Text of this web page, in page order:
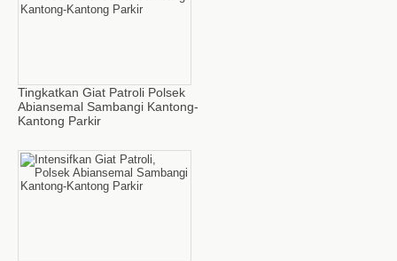
Tingkatkan Giat Patroli Polsek
Abiansemal Sambangi Kantong-
Kantong Parkir